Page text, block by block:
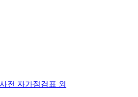
전 자가점검표 외